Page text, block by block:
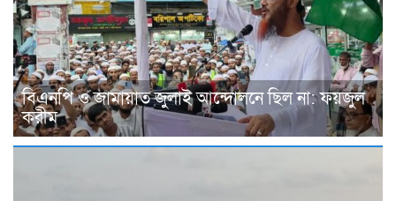
বিএনপি ও জামায়াত জুলাই আন্দোলনে ছিল না: ফয়জুল
করীম